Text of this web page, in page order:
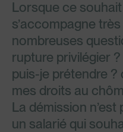
Lorsque ce
s’accompagne
nombreuses
rupture privilégier
puis-je prétendre
mes droits au
La démission
un salarié qui